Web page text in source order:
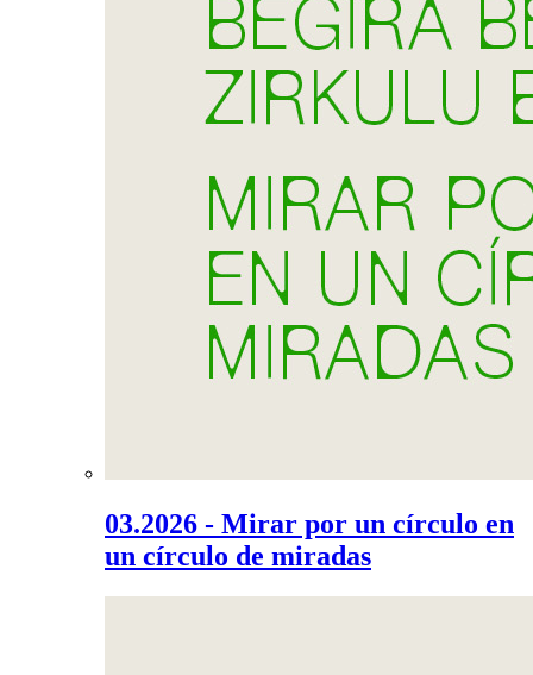
03.2026 - Mirar por un círculo en
un círculo de miradas